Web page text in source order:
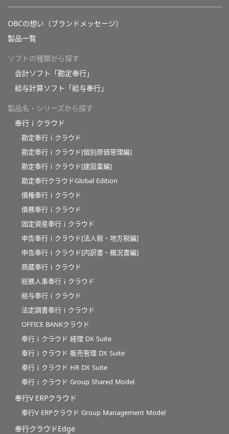
OBCの想い（ブランドメッセージ）
製品一覧
ソフトの種類から探す
会計ソフト「勘定奉行」
給与計算ソフト「給与奉行」
製品名・シリーズから探す
奉行ｉクラウド
勘定奉行ｉクラウド
勘定奉行ｉクラウド[個別原価管理編]
勘定奉行ｉクラウド[建設業編]
勘定奉行クラウドGlobal Edition
債権奉行ｉクラウド
債務奉行ｉクラウド
固定資産奉行ｉクラウド
申告奉行ｉクラウド[法人税・地方税編]
申告奉行ｉクラウド[内訳書・概況書編]
商蔵奉行ｉクラウド
総務人事奉行ｉクラウド
給与奉行ｉクラウド
法定調書奉行ｉクラウド
OFFICE BANKクラウド
奉行ｉクラウド 経理 DX Suite
奉行ｉクラウド 販売管理 DX Suite
奉行ｉクラウド HR DX Suite
奉行ｉクラウド Group Shared Model
奉行V ERPクラウド
奉行V ERPクラウド Group Management Model
奉行クラウドEdge